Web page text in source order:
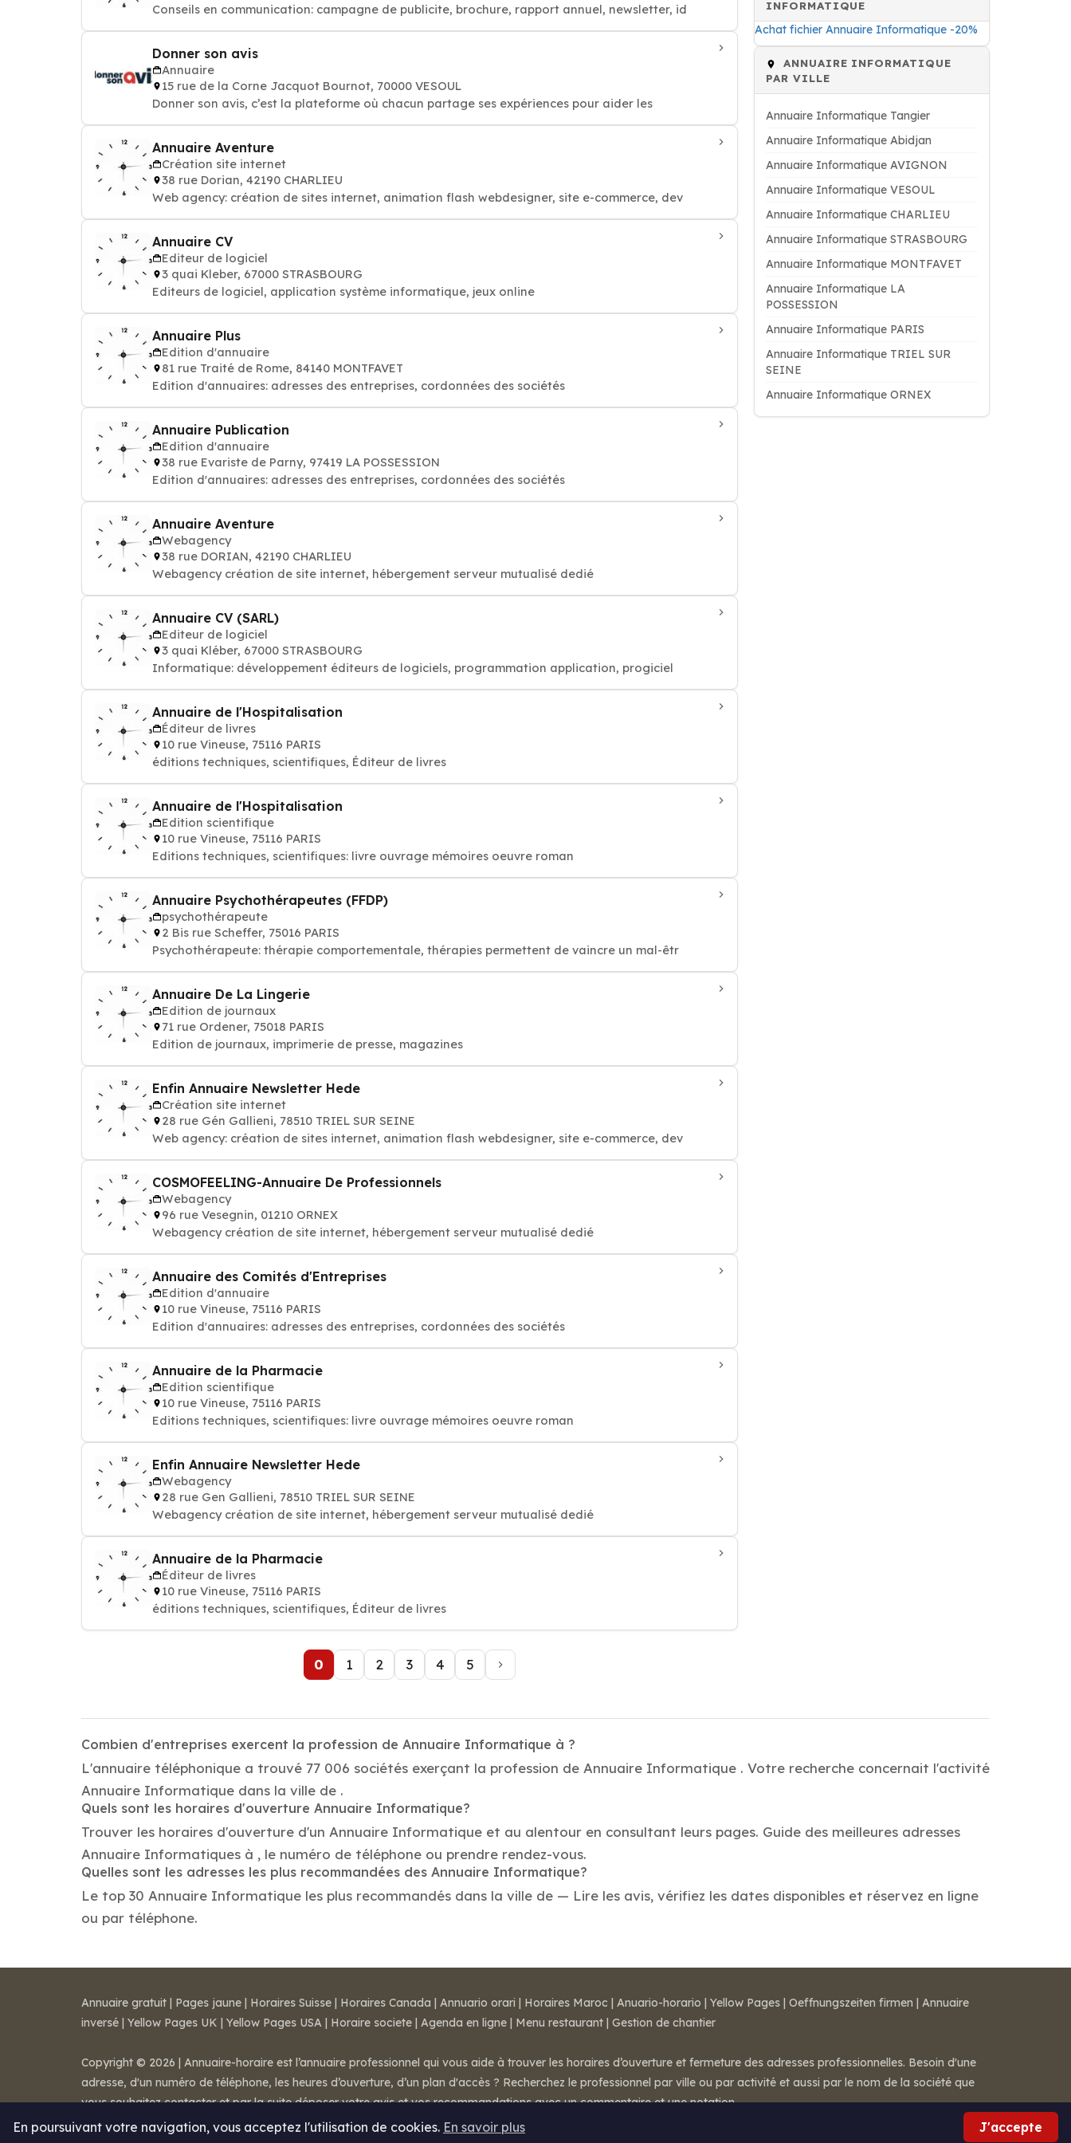
Conseils en communication: campagne de publicite, brochure, rapport annuel, newsletter, id
Donner son avis
Annuaire
15 rue de la Corne Jacquot Bournot, 70000 VESOUL
Donner son avis, c’est la plateforme où chacun partage ses expériences pour aider les
Annuaire Aventure
Création site internet
38 rue Dorian, 42190 CHARLIEU
Web agency: création de sites internet, animation flash webdesigner, site e-commerce, dev
Annuaire CV
Editeur de logiciel
3 quai Kleber, 67000 STRASBOURG
Editeurs de logiciel, application système informatique, jeux online
Annuaire Plus
Edition d'annuaire
81 rue Traité de Rome, 84140 MONTFAVET
Edition d'annuaires: adresses des entreprises, cordonnées des sociétés
Annuaire Publication
Edition d'annuaire
38 rue Evariste de Parny, 97419 LA POSSESSION
Edition d'annuaires: adresses des entreprises, cordonnées des sociétés
Annuaire Aventure
Webagency
38 rue DORIAN, 42190 CHARLIEU
Webagency création de site internet, hébergement serveur mutualisé dedié
Annuaire CV (SARL)
Editeur de logiciel
3 quai Kléber, 67000 STRASBOURG
Informatique: développement éditeurs de logiciels, programmation application, progiciel
Annuaire de l'Hospitalisation
Éditeur de livres
10 rue Vineuse, 75116 PARIS
éditions techniques, scientifiques, Éditeur de livres
Annuaire de l'Hospitalisation
Edition scientifique
10 rue Vineuse, 75116 PARIS
Editions techniques, scientifiques: livre ouvrage mémoires oeuvre roman
Annuaire Psychothérapeutes (FFDP)
psychothérapeute
2 Bis rue Scheffer, 75016 PARIS
Psychothérapeute: thérapie comportementale, thérapies permettent de vaincre un mal-êtr
Annuaire De La Lingerie
Edition de journaux
71 rue Ordener, 75018 PARIS
Edition de journaux, imprimerie de presse, magazines
Enfin Annuaire Newsletter Hede
Création site internet
28 rue Gén Gallieni, 78510 TRIEL SUR SEINE
Web agency: création de sites internet, animation flash webdesigner, site e-commerce, dev
COSMOFEELING-Annuaire De Professionnels
Webagency
96 rue Vesegnin, 01210 ORNEX
Webagency création de site internet, hébergement serveur mutualisé dedié
Annuaire des Comités d'Entreprises
Edition d'annuaire
10 rue Vineuse, 75116 PARIS
Edition d'annuaires: adresses des entreprises, cordonnées des sociétés
Annuaire de la Pharmacie
Edition scientifique
10 rue Vineuse, 75116 PARIS
Editions techniques, scientifiques: livre ouvrage mémoires oeuvre roman
Enfin Annuaire Newsletter Hede
Webagency
28 rue Gen Gallieni, 78510 TRIEL SUR SEINE
Webagency création de site internet, hébergement serveur mutualisé dedié
Annuaire de la Pharmacie
Éditeur de livres
10 rue Vineuse, 75116 PARIS
éditions techniques, scientifiques, Éditeur de livres
0 1 2 3 4 5
INFORMATIQUE
Achat fichier Annuaire Informatique -20%
ANNUAIRE INFORMATIQUE
PAR VILLE
Annuaire Informatique Tangier
Annuaire Informatique Abidjan
Annuaire Informatique AVIGNON
Annuaire Informatique VESOUL
Annuaire Informatique CHARLIEU
Annuaire Informatique STRASBOURG
Annuaire Informatique MONTFAVET
Annuaire Informatique LA
POSSESSION
Annuaire Informatique PARIS
Annuaire Informatique TRIEL SUR
SEINE
Annuaire Informatique ORNEX
Combien d'entreprises exercent la profession de Annuaire Informatique à ?
L'annuaire téléphonique a trouvé 77 006 sociétés exerçant la profession de Annuaire Informatique . Votre recherche concernait l'activité
Annuaire Informatique dans la ville de .
Quels sont les horaires d'ouverture Annuaire Informatique?
Trouver les horaires d'ouverture d'un Annuaire Informatique et au alentour en consultant leurs pages. Guide des meilleures adresses
Annuaire Informatiques à , le numéro de téléphone ou prendre rendez-vous.
Quelles sont les adresses les plus recommandées des Annuaire Informatique?
Le top 30 Annuaire Informatique les plus recommandés dans la ville de — Lire les avis, vérifiez les dates disponibles et réservez en ligne
ou par téléphone.
En poursuivant votre navigation, vous acceptez l'utilisation de cookies. En savoir plus J'accepte
Annuaire gratuit | Pages jaune | Horaires Suisse | Horaires Canada | Annuario orari | Horaires Maroc | Anuario-horario | Yellow Pages | Oeffnungszeiten firmen | Annuaire
inversé | Yellow Pages UK | Yellow Pages USA | Horaire societe | Agenda en ligne | Menu restaurant | Gestion de chantier
Copyright © 2026 | Annuaire-horaire est l’annuaire professionnel qui vous aide à trouver les horaires d’ouverture et fermeture des adresses professionnelles. Besoin d'une
adresse, d'un numéro de téléphone, les heures d’ouverture, d’un plan d'accès ? Recherchez le professionnel par ville ou par activité et aussi par le nom de la société que
vous souhaitez contacter et par la suite déposer votre avis et vos recommandations avec un commentaire et une notation.
Mentions légales-Conditions de ventes- Contact